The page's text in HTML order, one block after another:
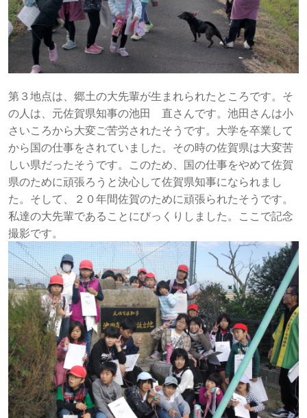
第３地点は、郷土の大先輩が生まれられたところです。そ
の人は、元佐賀県知事の池田 直さんです。池田さんは小
さいころから大変ご苦労されたそうです。大学を卒業して
から国の仕事をされていました。その時の佐賀県は大変苦
しい県だったそうです。このため、国の仕事をやめて佐賀
県のために頑張ろうと決心して佐賀県知事になられまし
た。そして、２０年間佐賀のために頑張られたそうです。
私達の大先輩であることにびっくりしました。ここで記念
撮影です。